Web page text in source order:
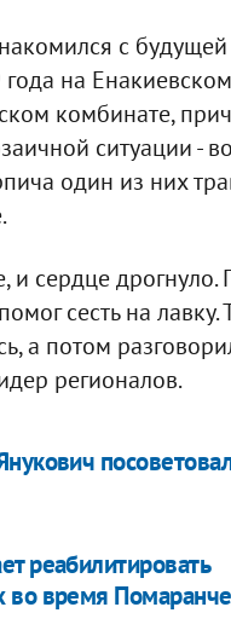
с будущей
на Енакиевском
комбинате,
ситуации -
один из них
и сердце дрогнуло.
сесть на лавку.
а потом
регионалов.
реабилитировать
во время